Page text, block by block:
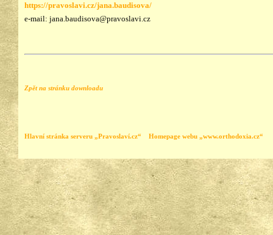
https://pravoslavi.cz/jana.baudisova/
e-mail: jana.baudisova@pravoslavi.cz
Zpět na stránku downloadu
Hlavní stránka serveru „Pravoslaví.cz“ Homepage webu „www.orthodoxia.cz“